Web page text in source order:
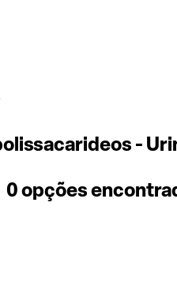
-
0 opções